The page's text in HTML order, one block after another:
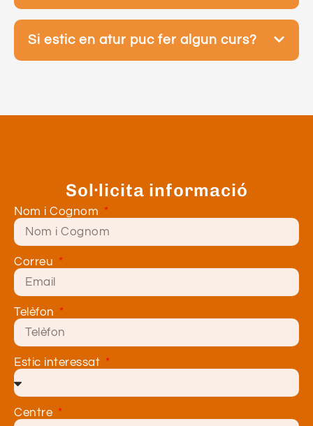
Si estic en atur puc fer algun curs?
Sol·licita informació
Nom i Cognom
Correu
Telèfon
Estic interessat
Centre